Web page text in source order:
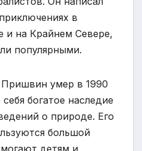
в
и на Крайнем Севере,
популярными.
умер в 1990
богатое наследие
о природе. Его
большой
детям и